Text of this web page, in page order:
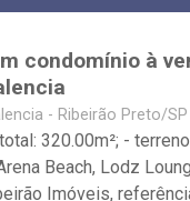
condomínio à
- Ribeirão Preto/SP
320.00m²; -
Imóveis,